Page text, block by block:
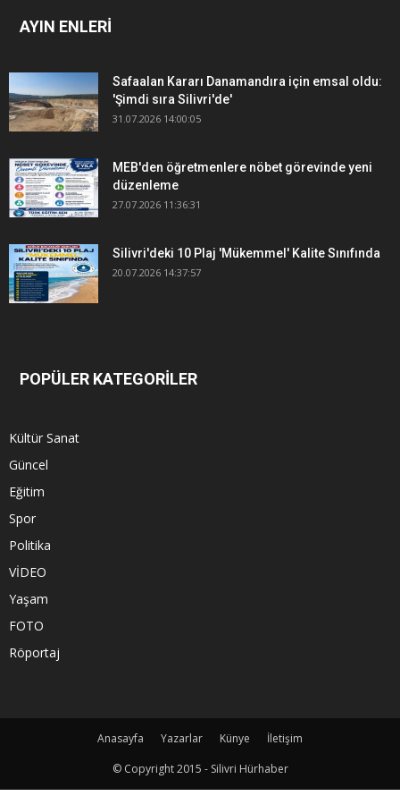
AYIN ENLERİ
Safaalan Kararı Danamandıra için emsal oldu:
'Şimdi sıra Silivri'de'
31.07.2026 14:00:05
MEB'den öğretmenlere nöbet görevinde yeni
düzenleme
27.07.2026 11:36:31
Silivri'deki 10 Plaj 'Mükemmel' Kalite Sınıfında
20.07.2026 14:37:57
POPÜLER KATEGORİLER
Kültür Sanat
Güncel
Eğitim
Spor
Politika
VİDEO
Yaşam
FOTO
Röportaj
Anasayfa Yazarlar Künye
İletişim
© Copyright 2015 - Silivri Hürhaber